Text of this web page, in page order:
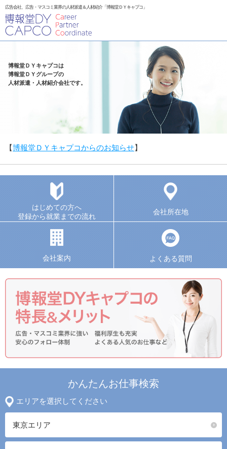
広告会社、広告・マスコミ業界の人材派遣＆人材紹介「博報堂ＤＹキャプコ」
博報堂ＤＹキャプコは
博報堂ＤＹグループの
人材派遣・人材紹介会社です。
【博報堂ＤＹキャプコからのお知らせ】
はじめての方へ
登録から就業までの流れ
会社所在地
会社案内 よくある質問
かんたんお仕事検索
エリアを選択してください
東京エリア